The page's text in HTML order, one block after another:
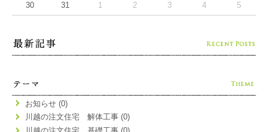
30
31 1 2 3 4 5
お知らせ (0)
川越の注文住宅 解体工事 (0)